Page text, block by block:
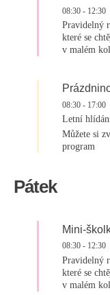
08:30 - 12:30
Pravidelný
které se
v malém
08:30 - 17:00
Letní
Můžete si
program
Pátek
Mini-
08:30 - 12:30
Pravidelný
které se
v malém